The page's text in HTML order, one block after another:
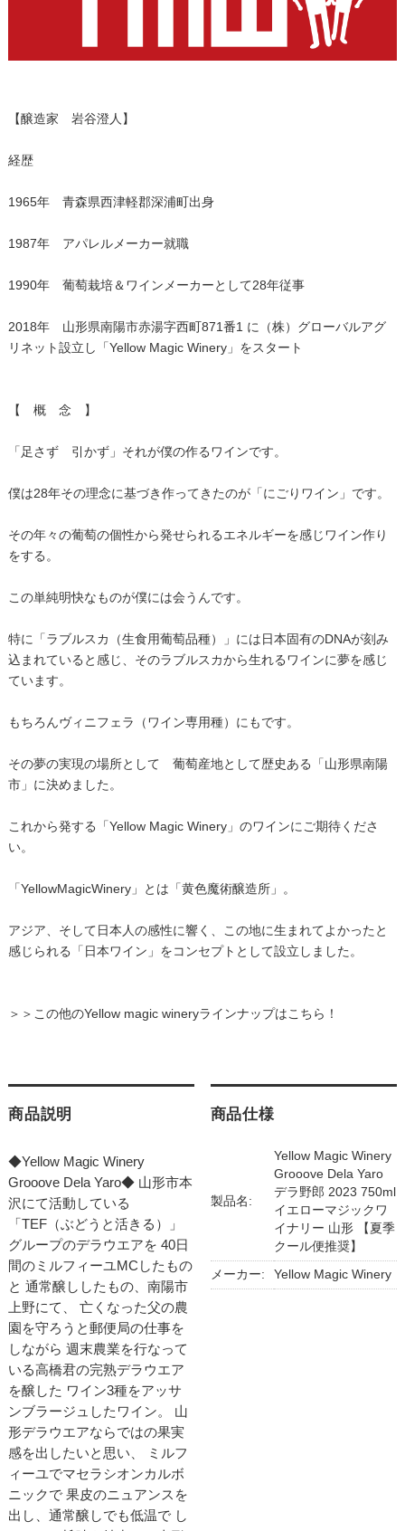
【醸造家 岩谷澄人】
経歴
1965年 青森県西津軽郡深浦町出身
1987年 アパレルメーカー就職
1990年 葡萄栽培＆ワインメーカーとして28年従事
2018年 山形県南陽市赤湯字西町871番1 に（株）グローバルアグ
リネット設立し「Yellow Magic Winery」をスタート
【 概 念 】
「足さず 引かず」それが僕の作るワインです。
僕は28年その理念に基づき作ってきたのが「にごりワイン」です。
その年々の葡萄の個性から発せられるエネルギーを感じワイン作り
をする。
この単純明快なものが僕には会うんです。
特に「ラブルスカ（生食用葡萄品種）」には日本固有のDNAが刻み
込まれていると感じ、そのラブルスカから生れるワインに夢を感じ
ています。
もちろんヴィニフェラ（ワイン専用種）にもです。
その夢の実現の場所として 葡萄産地として歴史ある「山形県南陽
市」に決めました。
これから発する「Yellow Magic Winery」のワインにご期待くださ
い。
「YellowMagicWinery」とは「黄色魔術醸造所」。
アジア、そして日本人の感性に響く、この地に生まれてよかったと
感じられる「日本ワイン」をコンセプトとして設立しました。
＞＞この他のYellow magic wineryラインナップはこちら！
商品説明
◆Yellow Magic Winery
Grooove Dela Yaro◆ 山形市本
沢にて活動している
「TEF（ぶどうと活きる）」
グループのデラウエアを 40日
間のミルフィーユMCしたもの
と 通常醸ししたもの、南陽市
上野にて、 亡くなった父の農
園を守ろうと郵便局の仕事を
しながら 週末農業を行なって
いる高橋君の完熟デラウエア
を醸した ワイン3種をアッサ
ンブラージュしたワイン。 山
形デラウエアならではの果実
感を出したいと思い、 ミルフ
ィーユでマセラシオンカルボ
ニックで 果皮のニュアンスを
出し、通常醸しでも低温で し
商品仕様
製品名:
Yellow Magic Winery
Grooove Dela Yaro
デラ野郎 2023 750ml
イエローマジックワ
イナリー 山形 【夏季
クール便推奨】
メーカー: Yellow Magic Winery